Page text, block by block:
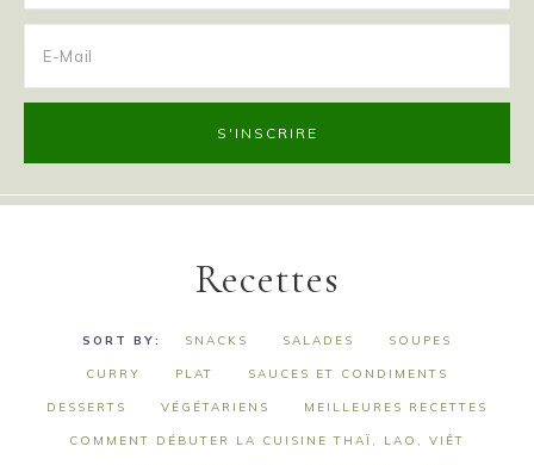
Recettes
SNACKS SALADES SOUPES
CURRY PLAT SAUCES ET CONDIMENTS
DESSERTS VÉGÉTARIENS MEILLEURES RECETTES
COMMENT DÉBUTER LA CUISINE THAÏ, LAO, VIÊT